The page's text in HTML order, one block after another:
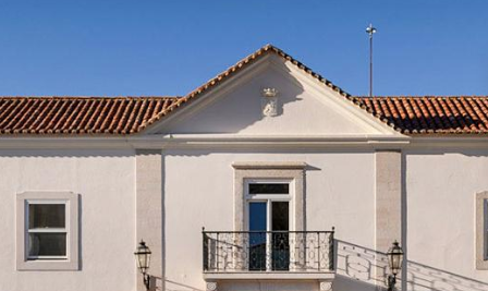
Réserver un séjour
Nos adresses dans le monde
Vous faire voyager
Les séjours à thème
Santé et sécurité